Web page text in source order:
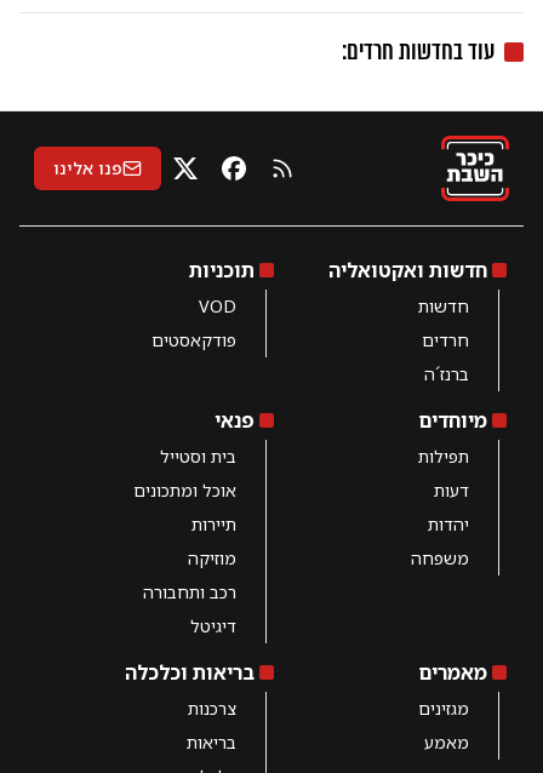
עוד בחדשות חרדים:
RSS פייסבוק
X פנו אלינו
חדשות ואקטואליה
חדשות
חרדים
ברנז´ה
תוכניות
VOD
פודקאסטים
מיוחדים
תפילות
דעות
יהדות
משפחה
פנאי
בית וסטייל
אוכל ומתכונים
תיירות
מוזיקה
רכב ותחבורה
דיגיטל
מאמרים
מגזינים
מאמע
בריאות וכלכלה
צרכנות
בריאות